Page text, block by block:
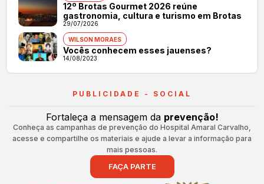
12º Brotas Gourmet 2026 reúne
gastronomia, cultura e turismo em Brotas
29/07/2026
WILSON MORAES
Vocês conhecem esses jauenses?
14/08/2023
PUBLICIDADE - SOCIAL
Fortaleça a mensagem da prevenção!
Conheça as campanhas de prevenção do Hospital Amaral Carvalho,
acesse e compartilhe os materiais e ajude a levar a informação para
mais pessoas.
FAÇA PARTE